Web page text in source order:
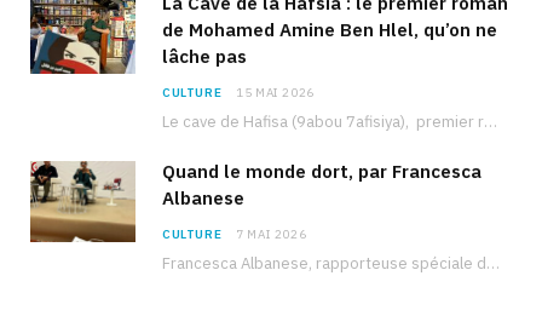
de Mohamed Amine Ben Hlel, qu’on ne
lâche pas
CULTURE 15 MAI 2026
Le cave de Hafisa (9abou 7afisiya), premier roman du journaliste tunisien Mohamed Amine Ben Hlel,…
Quand le monde dort, par Francesca
Albanese
CULTURE 7 MAI 2026
Francesca Albanese, rapporteuse spéciale de l’ONU sur les territoires palestiniens occupés, était à Tunis pour…